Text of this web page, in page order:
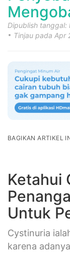
Dipublish tanggal:
Tinjau pada Apr
BAGIKAN ARTIKEL
Ketahui
Untuk
Cystinuria
karena